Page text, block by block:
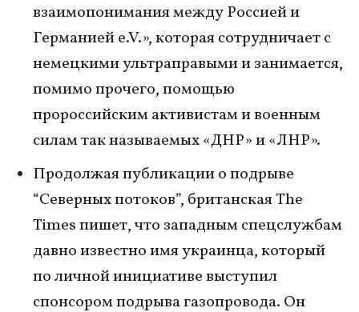
взаимопонимания между Россией и
Германией e.V.», которая сотрудничает с
немецкими ультраправыми и занимается,
помимо прочего, помощью
пророссийским активистам и военным
силам так называемых «ДНР» и «ЛНР».
Продолжая публикации о подрыве
“Северных потоков”, британская The
Times пишет, что западным спецслужбам
давно известно имя украинца, который
по личной инициативе выступил
спонсором подрыва газопровода. Он